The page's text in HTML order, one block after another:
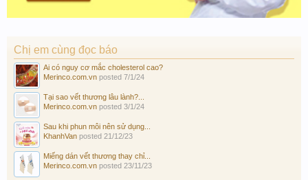
Chị em cùng đọc báo
Ai có nguy cơ mắc cholesterol cao?
Merinco.com.vn posted 7/1/24
Tại sao vết thương lâu lành?...
Merinco.com.vn posted 3/1/24
Sau khi phun môi nên sử dụng...
KhanhVan posted 21/12/23
Miếng dán vết thương thay chỉ...
Merinco.com.vn posted 23/11/23